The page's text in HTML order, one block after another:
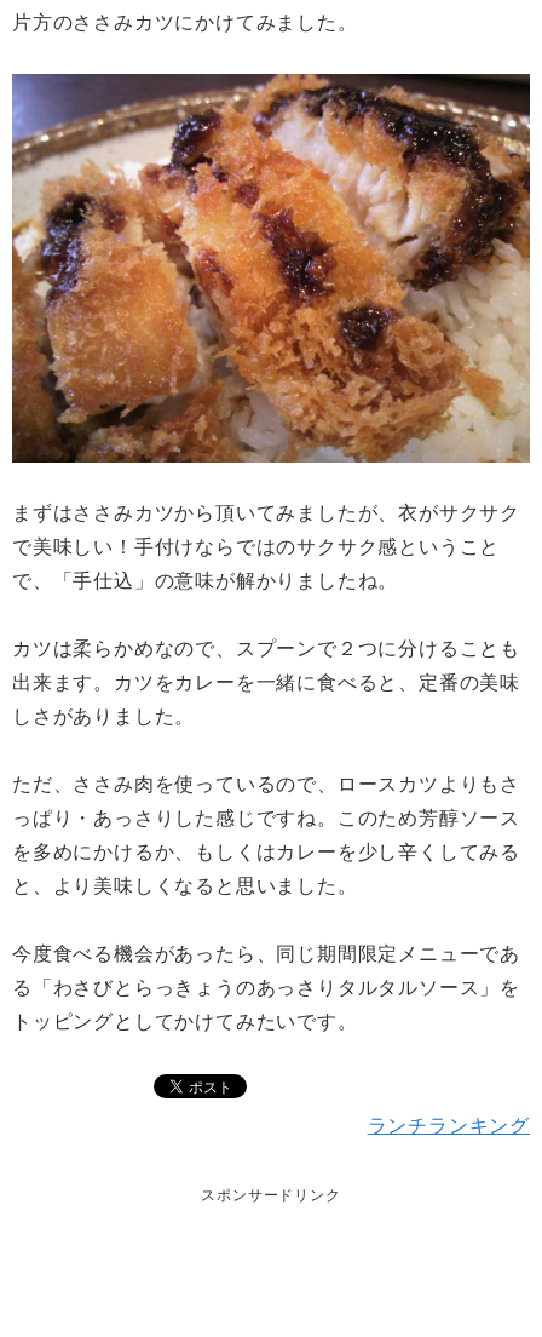
片方のささみカツにかけてみました。
まずはささみカツから頂いてみましたが、衣がサクサク
で美味しい！手付けならではのサクサク感ということ
で、「手仕込」の意味が解かりましたね。
カツは柔らかめなので、スプーンで２つに分けることも
出来ます。カツをカレーを一緒に食べると、定番の美味
しさがありました。
ただ、ささみ肉を使っているので、ロースカツよりもさ
っぱり・あっさりした感じですね。このため芳醇ソース
を多めにかけるか、もしくはカレーを少し辛くしてみる
と、より美味しくなると思いました。
今度食べる機会があったら、同じ期間限定メニューであ
る「わさびとらっきょうのあっさりタルタルソース」を
トッピングとしてかけてみたいです。
ランチランキング
スポンサードリンク